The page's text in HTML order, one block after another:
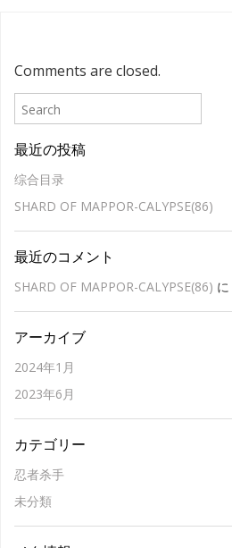
Comments are closed.
最近の投稿
综合目录
SHARD OF MAPPOR-CALYPSE(86)
最近のコメント
SHARD OF MAPPOR-CALYPSE(86) に
アーカイブ
2024年1月
2023年6月
カテゴリー
忍者杀手
未分類